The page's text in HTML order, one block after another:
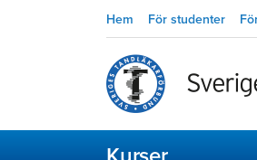
Hem För studenter